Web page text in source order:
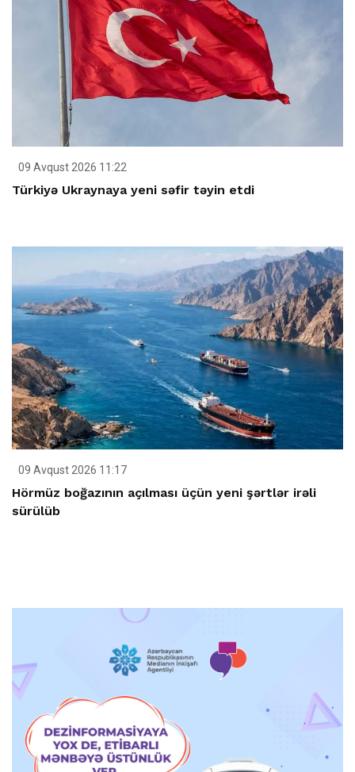
09 Avqust 2026 11:22
Türkiyə Ukraynaya yeni səfir təyin etdi
09 Avqust 2026 11:17
Hörmüz boğazının açılması üçün yeni şərtlər irəli
sürülüb